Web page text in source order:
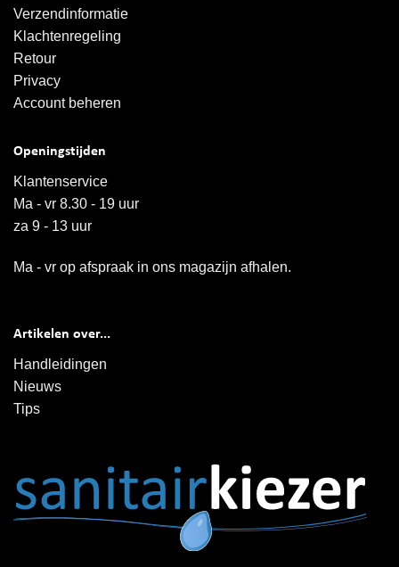
Verzendinformatie
Klachtenregeling
Retour
Privacy
Account beheren
Openingstijden
Klantenservice
Ma - vr 8.30 - 19 uur
za 9 - 13 uur
Ma - vr op afspraak in ons magazijn afhalen.
Artikelen over...
Handleidingen
Nieuws
Tips